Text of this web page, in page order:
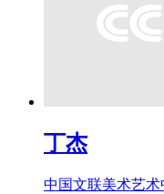
丁杰
中国文联美术艺